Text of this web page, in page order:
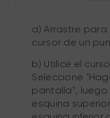
a) Arrastre para
cursor de un
b) Utilice el
Seleccione
pantalla", luego
esquina